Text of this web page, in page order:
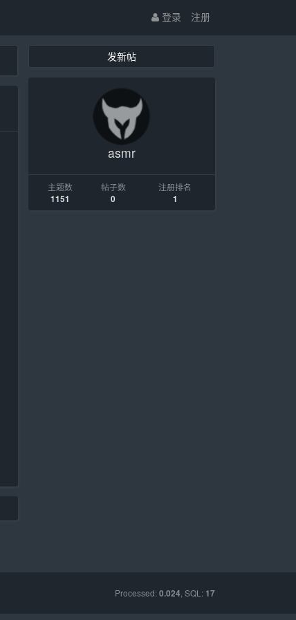
登录 注册
发新帖
asmr
主题数
1151
帖子数
0
注册排名
1
Processed:0.024 , SQL: 17